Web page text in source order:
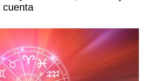
cuenta